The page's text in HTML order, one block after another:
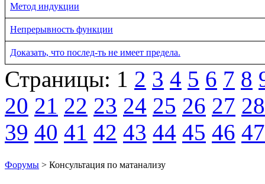
Метод индукции
Непрерывность функции
Доказать, что послед-ть не имеет предела.
Страницы: 1 2 3 4 5 6 7 8
20 21 22 23 24 25 26 27 28
39 40 41 42 43 44 45 46 47
Форумы > Консультация по матанализу